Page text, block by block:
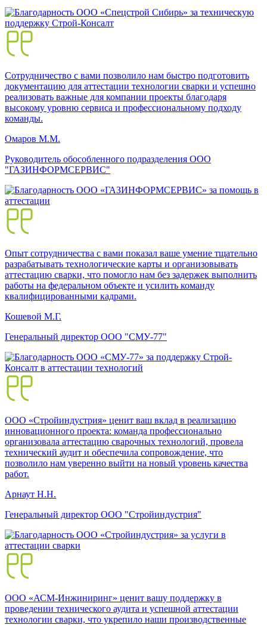
Сотрудничество с вами позволило нам быстро подготовить
документацию для аттестации технологии сварки и успешно
реализовать важные для компании проекты благодаря
высокому уровню сервиса и профессиональному подходу
команды.
Омаров М.М.
Руководитель обособленного подразделения ООО
"ГАЗИНФОРМСЕРВИС"
Опыт сотрудничества с вами показал ваше умение тщательно
разрабатывать технологические карты и организовывать
аттестацию сварки, что помогло нам без задержек выполнить
работы на федеральном объекте и усилить команду
квалифицированными кадрами.
Кошевой М.Г.
Генеральный директор ООО "СМУ-77"
ООО «Стройиндустрия» ценит ваш вклад в реализацию
инновационного проекта: команда профессионально
организовала аттестацию сварочных технологий, провела
технический аудит и обеспечила сопровождение, что
позволило нам уверенно выйти на новый уровень качества
работ.
Арнаут Н.Н.
Генеральный директор ООО "Стройиндустрия"
ООО «АСМ-Инжиниринг» ценит вашу поддержку в
проведении технического аудита и успешной аттестации
технологии сварки, что укрепило наши производственные